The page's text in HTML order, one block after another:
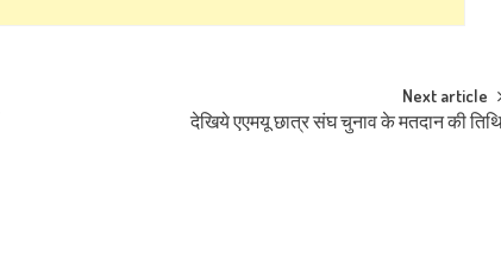
Next article
देखिये एएमयू छात्र संघ चुनाव के मतदान की